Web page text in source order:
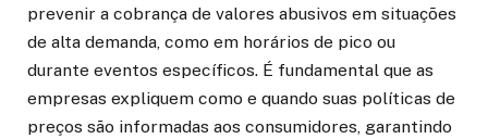
prevenir a cobrança de valores abusivos em situações
de alta demanda, como em horários de pico ou
durante eventos específicos. É fundamental que as
empresas expliquem como e quando suas políticas de
preços são informadas aos consumidores, garantindo